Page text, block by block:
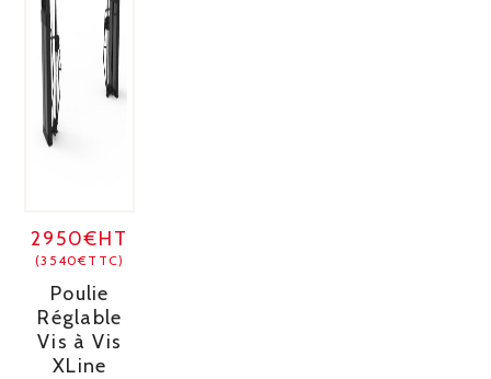
2950€HT
(3540€TTC)
Poulie
Réglable
Vis à Vis
XLine